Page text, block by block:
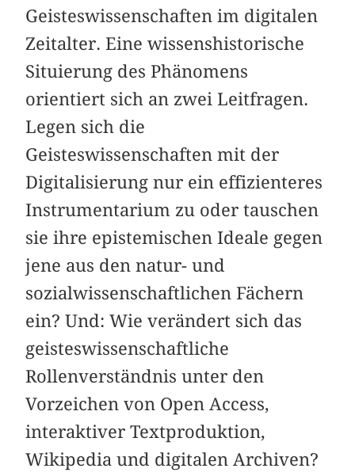
Geisteswissenschaften im digitalen
Zeitalter. Eine wissenshistorische
Situierung des Phänomens
orientiert sich an zwei Leitfragen.
Legen sich die
Geisteswissenschaften mit der
Digitalisierung nur ein effizienteres
Instrumentarium zu oder tauschen
sie ihre epistemischen Ideale gegen
jene aus den natur- und
sozialwissenschaftlichen Fächern
ein? Und: Wie verändert sich das
geisteswissenschaftliche
Rollenverständnis unter den
Vorzeichen von Open Access,
interaktiver Textproduktion,
Wikipedia und digitalen Archiven?